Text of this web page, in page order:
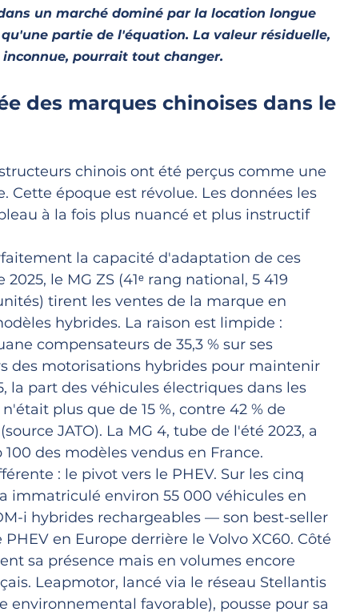
un marché dominé par la location longue
partie de l'équation. La valeur résiduelle,
pourrait tout changer.
des marques chinoises dans le
chinois ont été perçus comme une
Cette époque est révolue. Les données les
à la fois plus nuancé et plus instructif
la capacité d'adaptation de ces
le MG ZS (41ᵉ rang national, 5 419
unités) tirent les ventes de la marque en
hybrides. La raison est limpide :
compensateurs de 35,3 % sur ses
des motorisations hybrides pour maintenir
la part des véhicules électriques dans les
plus que de 15 %, contre 42 % de
JATO). La MG 4, tube de l'été 2023, a
des modèles vendus en France.
: le pivot vers le PHEV. Sur les cinq
immatriculé environ 55 000 véhicules en
i hybrides rechargeables — son best-seller
en Europe derrière le Volvo XC60. Côté
sa présence mais en volumes encore
Leapmotor, lancé via le réseau Stellantis
environnemental favorable), pousse pour sa